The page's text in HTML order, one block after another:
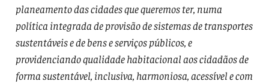
planeamento das cidades que queremos ter, numa
política integrada de provisão de sistemas de transportes
sustentáveis e de bens e serviços públicos, e
providenciando qualidade habitacional aos cidadãos de
forma sustentável, inclusiva, harmoniosa, acessível e com